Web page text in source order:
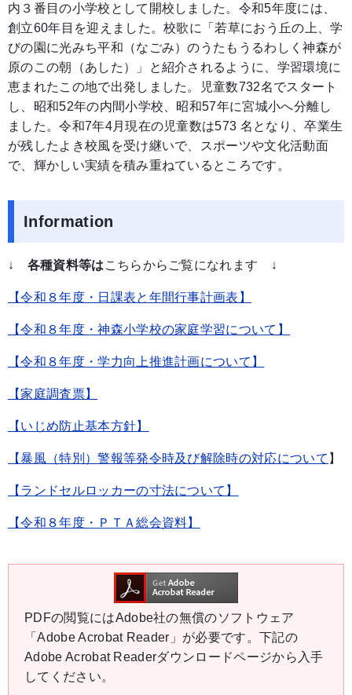
内３番目の小学校として開校しました。令和5年度には、
創立60年目を迎えました。校歌に「若草におう丘の上、学
びの園に光みち平和（なごみ）のうたもうるわしく神森が
原のこの朝（あした）」と紹介されるように、学習環境に
恵まれたこの地で出発しました。児童数732名でスタート
し、昭和52年の内間小学校、昭和57年に宮城小へ分離し
ました。令和7年4月現在の児童数は573 名となり、卒業生
が残したよき校風を受け継いで、スポーツや文化活動面
で、輝かしい実績を積み重ねているところです。
Information
↓ 各種資料等は こちらからご覧になれます ↓
【令和８年度・日課表と年間行事計画表】
【令和８年度・神森小学校の家庭学習について】
【令和８年度・学力向上推進計画について】
【家庭調査票】
【いじめ防止基本方針】
【暴風（特別）警報等発令時及び解除時の対応について 】
【ランドセルロッカーの寸法について】
【令和８年度・ＰＴＡ総会資料】
PDFの閲覧にはAdobe社の無償のソフトウェア
「Adobe Acrobat Reader」が必要です。下記の
Adobe Acrobat Readerダウンロードページから入手
してください。